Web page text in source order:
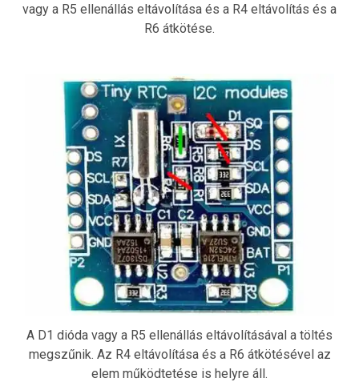
vagy a R5 ellenállás eltávolítása és a R4 eltávolítás és a
R6 átkötése.
A D1 dióda vagy a R5 ellenállás eltávolításával a töltés
megszűnik. Az R4 eltávolítása és a R6 átkötésével az
elem működtetése is helyre áll.